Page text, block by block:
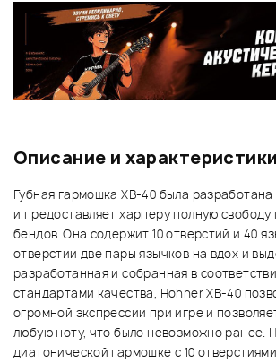
Описание и характеристики
Губная гармошка XB-40 была
и предоставляет харперу полную
бендов. Она содержит 10 отверстий и 40
отверстии две пары язычков на вдох и
разработанная и собранная в
стандартами качества, Hohner XB-40
огромной экспрессии при игре и
любую ноту, что было невозможно ранее.
диатонической гармошке с 10